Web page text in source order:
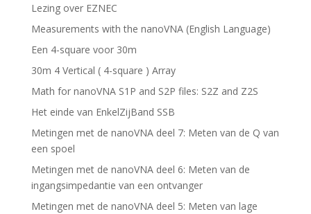
Lezing over EZNEC
Measurements with the nanoVNA (English Language)
Een 4-square voor 30m
30m 4 Vertical ( 4-square ) Array
Math for nanoVNA S1P and S2P files: S2Z and Z2S
Het einde van EnkelZijBand SSB
Metingen met de nanoVNA deel 7: Meten van de Q van
een spoel
Metingen met de nanoVNA deel 6: Meten van de
ingangsimpedantie van een ontvanger
Metingen met de nanoVNA deel 5: Meten van lage